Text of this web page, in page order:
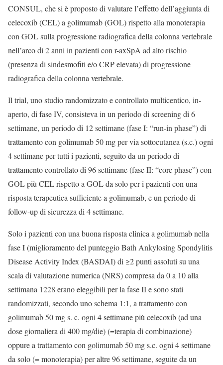
CONSUL, che si è proposto di valutare l’effetto dell’aggiunta di
celecoxib (CEL) a golimumab (GOL) rispetto alla monoterapia
con GOL sulla progressione radiografica della colonna vertebrale
nell’arco di 2 anni in pazienti con r-axSpA ad alto rischio
(presenza di sindesmofiti e/o CRP elevata) di progressione
radiografica della colonna vertebrale.
Il trial, uno studio randomizzato e controllato multicentico, in-
aperto, di fase IV, consisteva in un periodo di screening di 6
settimane, un periodo di 12 settimane (fase I: “run-in phase”) di
trattamento con golimumab 50 mg per via sottocutanea (s.c.) ogni
4 settimane per tutti i pazienti, seguito da un periodo di
trattamento controllato di 96 settimane (fase II: “core phase”) con
GOL più CEL rispetto a GOL da solo per i pazienti con una
risposta terapeutica sufficiente a golimumab, e un periodo di
follow-up di sicurezza di 4 settimane.
Solo i pazienti con una buona risposta clinica a golimumab nella
fase I (miglioramento del punteggio Bath Ankylosing Spondylitis
Disease Activity Index (BASDAI) di ≥2 punti assoluti su una
scala di valutazione numerica (NRS) compresa da 0 a 10 alla
settimana 1228 erano eleggibili per la fase II e sono stati
randomizzati, secondo uno schema 1:1, a trattamento con
golimumab 50 mg s. c. ogni 4 settimane più celecoxib (ad una
dose giornaliera di 400 mg/die) (=terapia di combinazione)
oppure a trattamento con golimumab 50 mg s.c. ogni 4 settimane
da solo (= monoterapia) per altre 96 settimane, seguite da un